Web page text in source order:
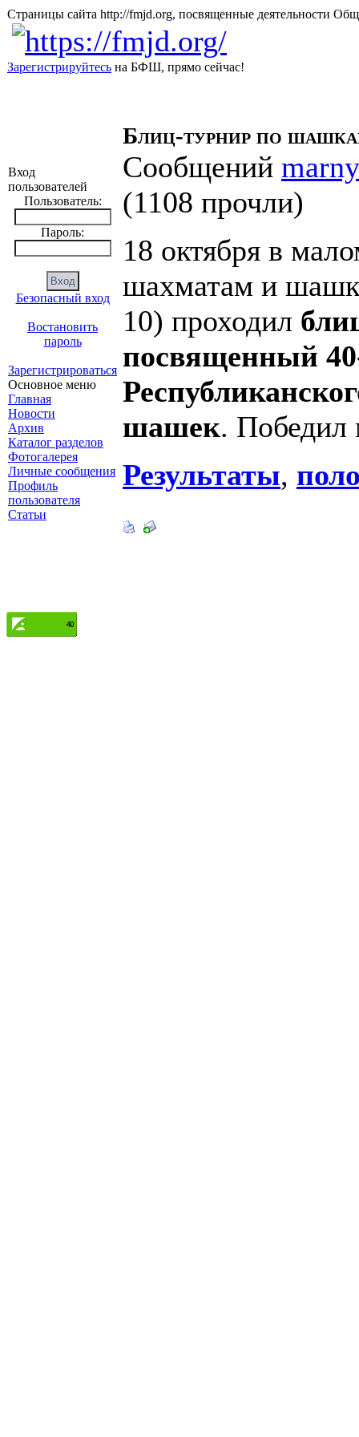
Страницы сайта http://fmjd.org, посвященные
Зарегистрируйтесь на БФШ, прямо сейчас!
Вход
пользователей
Пользователь:
Пароль:
Безопасный вход
Востановить
пароль
Зарегистрироваться
Основное меню
Главная
Новости
Архив
Каталог разделов
Фотогалерея
Личные сообщения
Профиль
пользователя
Статьи
Блиц-турнир по
Сообщений marny
(1108 прочли)
18 октября в
шахматам и
10) проходил
посвященный
шашек.
Результаты,